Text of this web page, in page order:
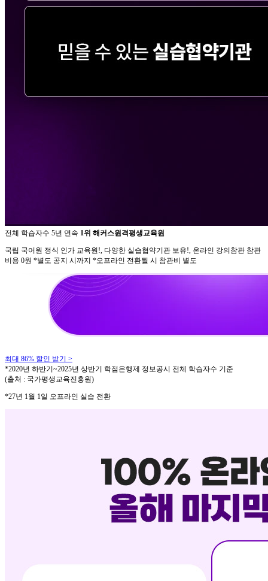
전체 학습자수 5년 연속 1위 해커스원격평생교육원
국립 국어원 정식 인가 교육원!, 다양한 실습협약기관 보유!, 온라인 강의참관 참관
비용 0원 *별도 공지 시까지 *오프라인 전환될 시 참관비 별도
최대 86% 할인 받기 >
*2020년 하반기~2025년 상반기 학점은행제 정보공시 전체 학습자수 기준
(출처 : 국가평생교육진흥원)
*27년 1월 1일 오프라인 실습 전환